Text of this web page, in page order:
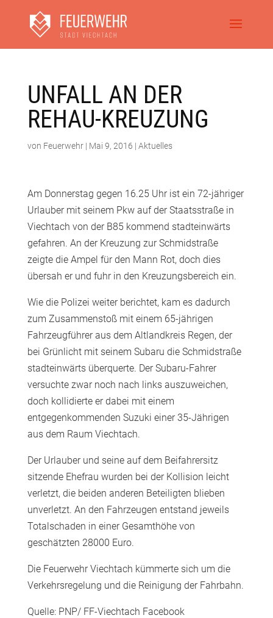
UNFALL AN DER
REHAU-KREUZUNG
von Feuerwehr| Mai 9, 2016 | Aktuelles
Am Donnerstag gegen 16.25 Uhr ist ein 72-jähriger
Urlauber mit seinem Pkw auf der Staatsstraße in
Viechtach von der B85 kommend stadteinwärts
gefahren. An der Kreuzung zur Schmidstraße
zeigte die Ampel für den Mann Rot, doch dies
übersah er und fuhr in den Kreuzungsbereich ein.
Wie die Polizei weiter berichtet, kam es dadurch
zum Zusammenstoß mit einem 65-jährigen
Fahrzeugführer aus dem Altlandkreis Regen, der
bei Grünlicht mit seinem Subaru die Schmidstraße
stadteinwärts überquerte. Der Subaru-Fahrer
versuchte zwar noch nach links auszuweichen,
doch kollidierte er dabei mit einem
entgegenkommenden Suzuki einer 35-Jährigen
aus dem Raum Viechtach.
Der Urlauber und seine auf dem Beifahrersitz
sitzende Ehefrau wurden bei der Kollision leicht
verletzt, die beiden anderen Beteiligten blieben
unverletzt. An den Fahrzeugen entstand jeweils
Totalschaden in einer Gesamthöhe von
geschätzten 28000 Euro.
Die Feuerwehr Viechtach kümmerte sich um die
Verkehrsregelung und die Reinigung der Fahrbahn.
Quelle: PNP/ FF-Viechtach Facebook